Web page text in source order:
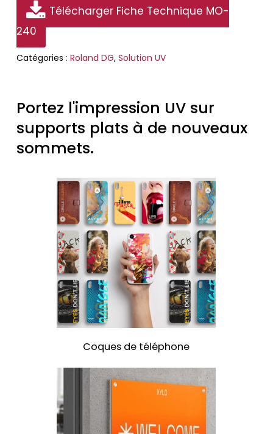
Télécharger Fiche Technique MO-
240
Catégories : Roland DG, Solution UV
Portez l'impression UV sur
supports plats à de nouveaux
sommets.
Coques de téléphone